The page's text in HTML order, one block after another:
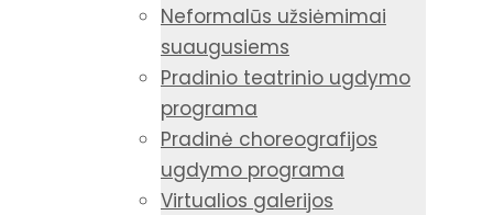
Neformalūs užsiėmimai
suaugusiems
Pradinio teatrinio ugdymo
programa
Pradinė choreografijos
ugdymo programa
Virtualios galerijos